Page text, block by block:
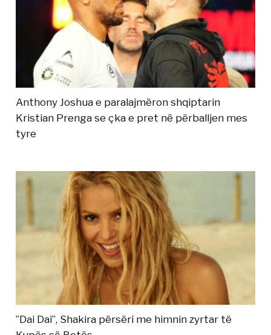
Anthony Joshua e paralajmëron shqiptarin
Kristian Prenga se çka e pret në përballjen mes
tyre
”Dai Dai”, Shakira përsëri me himnin zyrtar të